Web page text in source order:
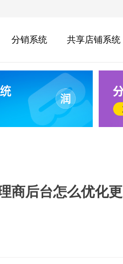
分销系统 共享店铺系统
商后台怎么优化更